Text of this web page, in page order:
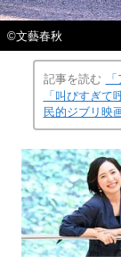
©文藝春秋
記事を読む
「叫びすぎて
民的ジブリ映